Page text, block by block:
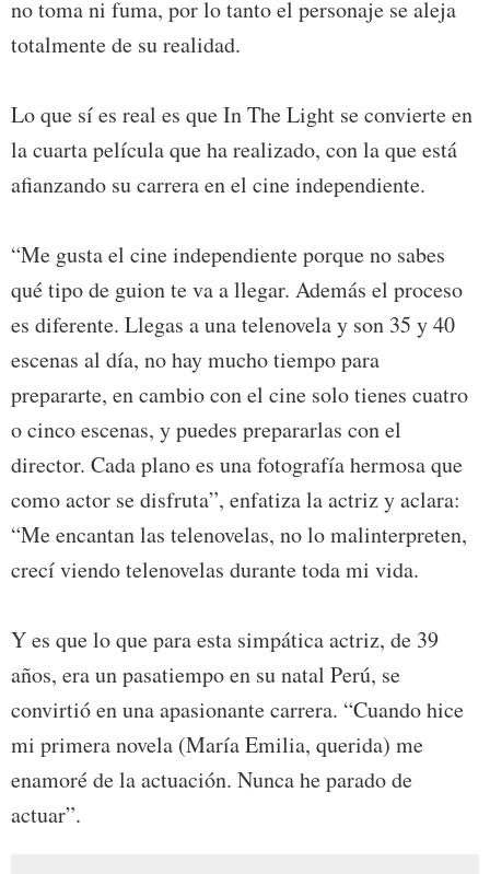
no toma ni fuma, por lo tanto el personaje se aleja
totalmente de su realidad.
Lo que sí es real es que In The Light se convierte en
la cuarta película que ha realizado, con la que está
afianzando su carrera en el cine independiente.
“Me gusta el cine independiente porque no sabes
qué tipo de guion te va a llegar. Además el proceso
es diferente. Llegas a una telenovela y son 35 y 40
escenas al día, no hay mucho tiempo para
prepararte, en cambio con el cine solo tienes cuatro
o cinco escenas, y puedes prepararlas con el
director. Cada plano es una fotografía hermosa que
como actor se disfruta”, enfatiza la actriz y aclara:
“Me encantan las telenovelas, no lo malinterpreten,
crecí viendo telenovelas durante toda mi vida.
Y es que lo que para esta simpática actriz, de 39
años, era un pasatiempo en su natal Perú, se
convirtió en una apasionante carrera. “Cuando hice
mi primera novela (María Emilia, querida) me
enamoré de la actuación. Nunca he parado de
actuar”.